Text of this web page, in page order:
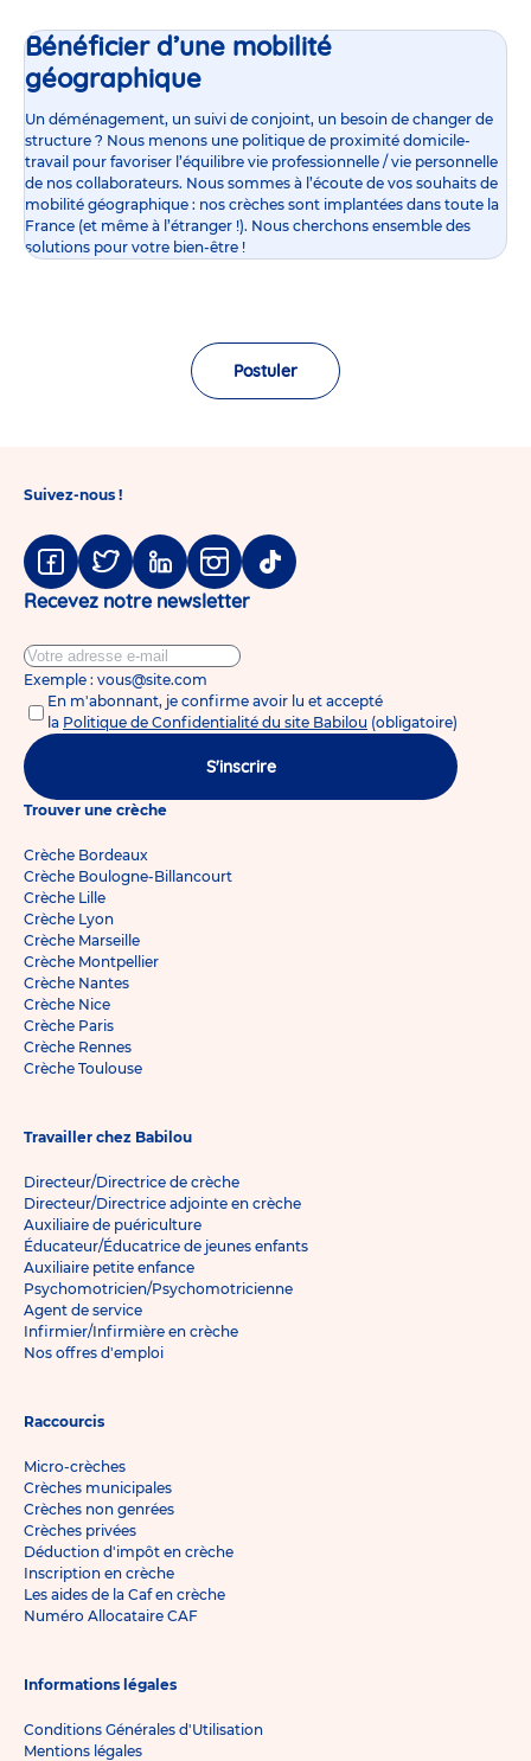
Bénéficier d’une mobilité
géographique
Un déménagement, un suivi de conjoint, un besoin de changer de
structure ? Nous menons une politique de proximité domicile-
travail pour favoriser l’équilibre vie professionnelle / vie personnelle
de nos collaborateurs. Nous sommes à l’écoute de vos souhaits de
mobilité géographique : nos crèches sont implantées dans toute la
France (et même à l’étranger !). Nous cherchons ensemble des
solutions pour votre bien-être !
Postuler
Suivez-nous !
Facebook
TwitterLinkedinInstagram
Tiktok
Recevez notre newsletter
Exemple : vous@site.com
En m'abonnant, je confirme avoir lu et accepté
la Politique de Confidentialité du site Babilou (obligatoire)
S'inscrire
Trouver une crèche
Crèche Bordeaux
Crèche Boulogne-Billancourt
Crèche Lille
Crèche Lyon
Crèche Marseille
Crèche Montpellier
Crèche Nantes
Crèche Nice
Crèche Paris
Crèche Rennes
Crèche Toulouse
Travailler chez Babilou
Directeur/Directrice de crèche
Directeur/Directrice adjointe en crèche
Auxiliaire de puériculture
Éducateur/Éducatrice de jeunes enfants
Auxiliaire petite enfance
Psychomotricien/Psychomotricienne
Agent de service
Infirmier/Infirmière en crèche
Nos offres d'emploi
Raccourcis
Micro-crèches
Crèches municipales
Crèches non genrées
Crèches privées
Déduction d'impôt en crèche
Inscription en crèche
Les aides de la Caf en crèche
Numéro Allocataire CAF
Informations légales
Conditions Générales d'Utilisation
Mentions légales